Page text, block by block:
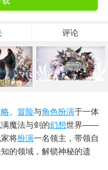
评论
冒险与角色扮演于一体
魔法与剑的幻想世界——
将扮演一名领主，带领自
知的领域，解锁神秘的遗